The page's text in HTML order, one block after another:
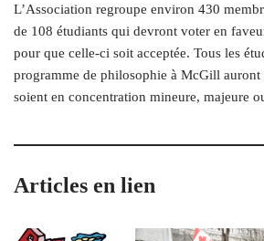
L’Association regroupe environ 430
de 108 étudiants qui devront voter en
pour que celle-ci soit acceptée. Tous les
programme de philosophie à McGill
soient en concentration mineure, majeure
Articles en lien